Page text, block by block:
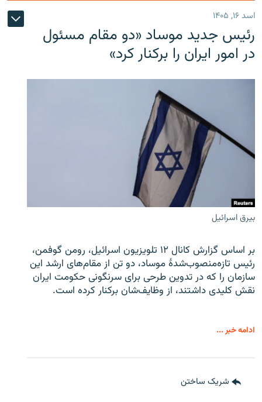
اسد ۱۶, ۱۴۰۵
رئیس جدید موساد «دو مقام مسئول
در امور ایران را برکنار کرد»
بیرق اسرائیل
بر اساس گزارش کانال ۱۲ تلویزیون اسرائیل، رومن گوفمن،
رئیس تازه‌منصوب‌شدۀ موساد، دو تن از مقام‌های ارشد این
سازمان را که در تدوین طرحی برای سرنگونی حکومت ایران
نقش کلیدی داشتند، از وظایف‌شان برکنار کرده است.
ادامه خبر ...
شریک ساختن